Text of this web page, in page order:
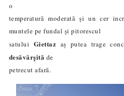
o
temperatură moderată și un cer
muntele pe fundal și pitorescul
satului Giettaz aș putea trage
desăvârșită de
petrecut afară.